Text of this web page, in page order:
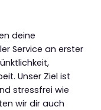
deine
Service an erster
Unser Ziel ist
stressfrei wie
wir dir auch